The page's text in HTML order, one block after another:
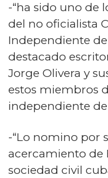
-“ha sido uno de
del no oficialista
Independiente
destacado
Jorge Olivera y
estos miembros
independiente de
-“Lo nomino por
acercamiento de
sociedad civil